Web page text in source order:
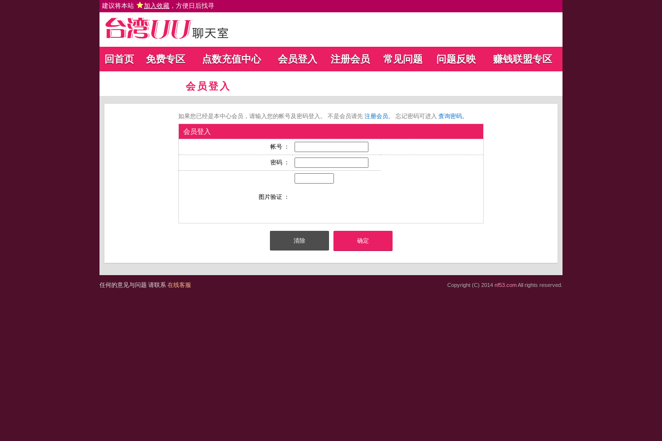
建议将本站 加入收藏 ，方便日后找寻
回首页 免费专区 点数充值中心 会员登入 注册会员 常见问题 问题反映 赚钱联盟专区
会员登入
如果您已经是本中心会员，请输入您的帐号及密码登入。 不是会员请先 注册会员。 忘记密码可进入 查询密码。
会员登入
帐号 ：
密码 ：
图片验证 ：
任何的意见与问题 请联系 在线客服 Copyright (C) 2014 nf53.comAll rights reserved.